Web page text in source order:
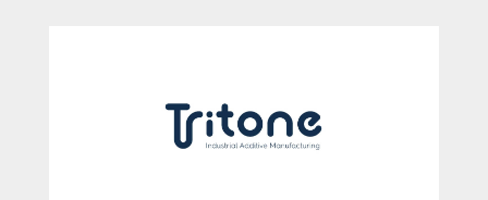
TRITONE